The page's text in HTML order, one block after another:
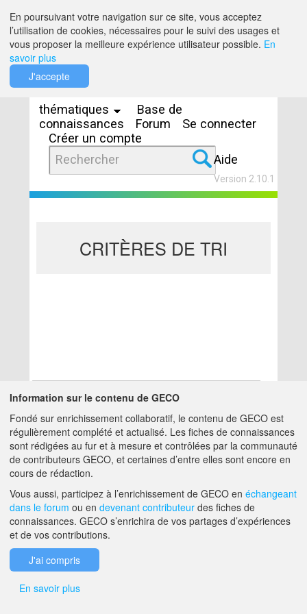
thématiques
Base de
connaissances
Forum
Se connecter
Créer un compte
Aide
Version 2.10.1
CRITÈRES DE TRI
Aucun résultat
A PROPOS DE GECO AIDE
F.A.Q. NOUS CONTACTER
En poursuivant votre navigation sur ce site, vous acceptez
l’utilisation de cookies, nécessaires pour le suivi des usages et
vous proposer la meilleure expérience utilisateur possible. En
savoir plus
J'accepte
Information sur le contenu de GECO
Fondé sur enrichissement collaboratif, le contenu de GECO est
régulièrement complété et actualisé. Les fiches de connaissances
sont rédigées au fur et à mesure et contrôlées par la communauté
de contributeurs GECO, et certaines d’entre elles sont encore en
cours de rédaction.
Vous aussi, participez à l’enrichissement de GECO en échangeant
dans le forum ou en devenant contributeur des fiches de
connaissances. GECO s’enrichira de vos partages d’expériences
et de vos contributions.
J'ai compris
En savoir plus